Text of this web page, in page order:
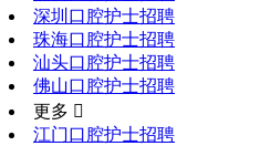
深圳口腔护士招聘
珠海口腔护士招聘
汕头口腔护士招聘
佛山口腔护士招聘
更多 
江门口腔护士招聘